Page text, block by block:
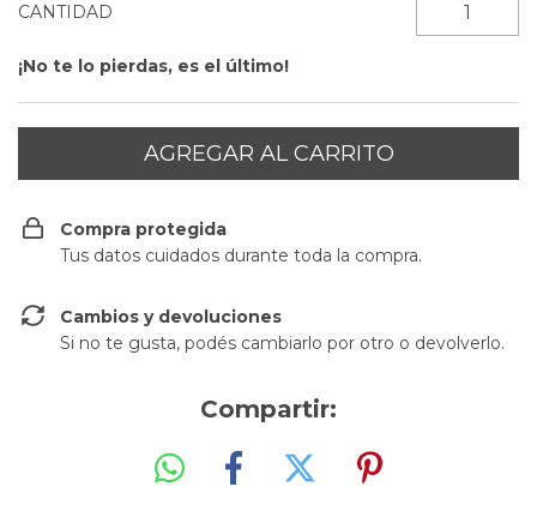
CANTIDAD
¡No te lo pierdas, es el último!
Compra protegida
Tus datos cuidados durante toda la compra.
Cambios y devoluciones
Si no te gusta, podés cambiarlo por otro o devolverlo.
Compartir: